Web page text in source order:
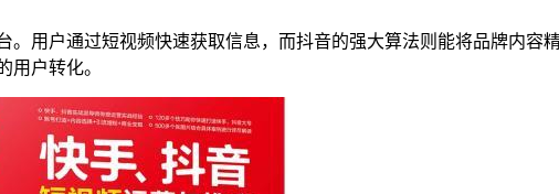
用户通过短视频快速获取信息，而抖音的强大算法则能将品牌内容
用户转化。